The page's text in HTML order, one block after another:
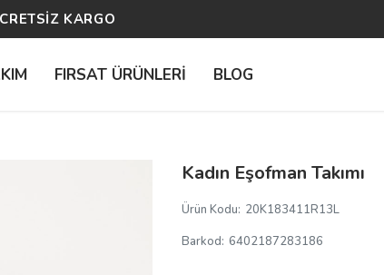
KARGO
FIRSAT ÜRÜNLERİ BLOG
Kadın Eşofman Takımı
Ürün Kodu: 20K183411R13L
Barkod: 6402187283186